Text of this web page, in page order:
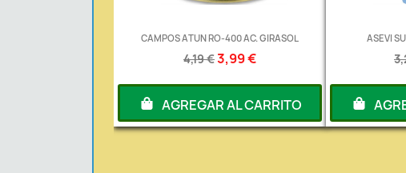
CAMPOS ATUN RO-400 AC. GIRASOL
4,19 €3,99 €
AGREGAR AL CARRITO
ASEVI